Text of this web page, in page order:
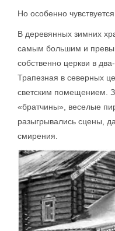
Но особенно
В деревянных зимних
самым большим и
собственно церкви в
Трапезная в северных
светским помещением.
«братчины», веселые
разыгрывались сцены,
смирения.